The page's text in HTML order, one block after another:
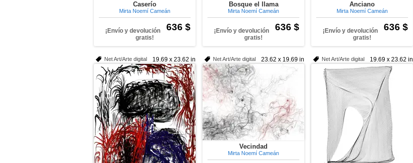
Caserío
Mirta Noemí Cameán
636 $
¡Envío y devolución
gratis!
Bosque el llama
Mirta Noemí Cameán
636 $
¡Envío y devolución
gratis!
Anciano
Mirta Noemí Cameán
636 $
¡Envío y devolución
gratis!
19.69 x 23.62 in
Net Art/Arte digital 23.62 x 19.69 in
Net Art/Arte digital
Vecindad
Mirta Noemí Cameán
19.69 x 23.62 in
Net Art/Arte digital